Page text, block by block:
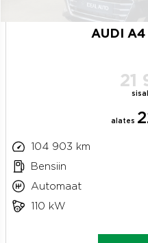
AUDI A4
21
alates
104 903 km
Bensiin
Automaat
110 kW